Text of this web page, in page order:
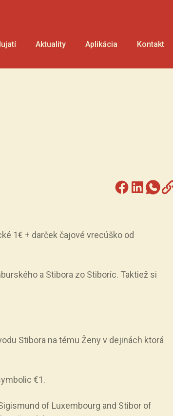
Aktuality Aplikácia Kontakt
1€ + darček čajové vrecúško od
a Stibora zo Stiboríc. Taktiež si
Stibora na tému Ženy v dejinách ktorá
€1.
of Luxembourg and Stibor of